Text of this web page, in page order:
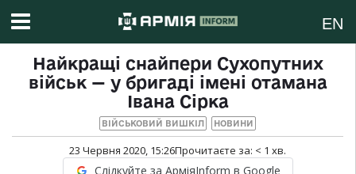
EN
Найкращі снайпери Сухопутних
військ — у бригаді імені отамана
Івана Сірка
ВІЙСЬКОВИЙ ВИШКІЛ НОВИНИ
23 Червня 2020, 15:26Прочитаєте за: < 1 хв.
Слідкуйте за АрміяInform в Google